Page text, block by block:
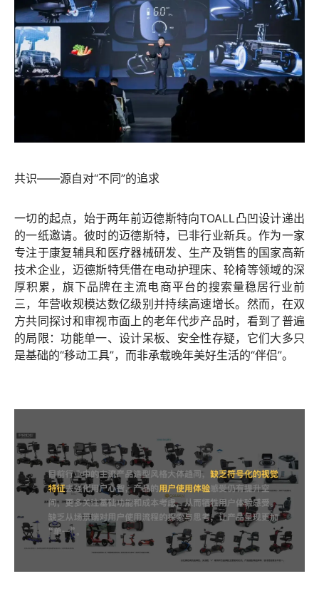
共识——源自对“不同”的追求
一切的起点，始于两年前迈德斯特向TOALL凸凹设计递出
的一纸邀请。彼时的迈德斯特，已非行业新兵。作为一家
专注于康复辅具和医疗器械研发、生产及销售的国家高新
技术企业，迈德斯特凭借在电动护理床、轮椅等领域的深
厚积累，旗下品牌在主流电商平台的搜索量稳居行业前
三，年营收规模达数亿级别并持续高速增长。然而，在双
方共同探讨和审视市面上的老年代步产品时，看到了普遍
的局限：功能单一、设计呆板、安全性存疑，它们大多只
是基础的“移动工具”，而非承载晚年美好生活的“伴侣”。